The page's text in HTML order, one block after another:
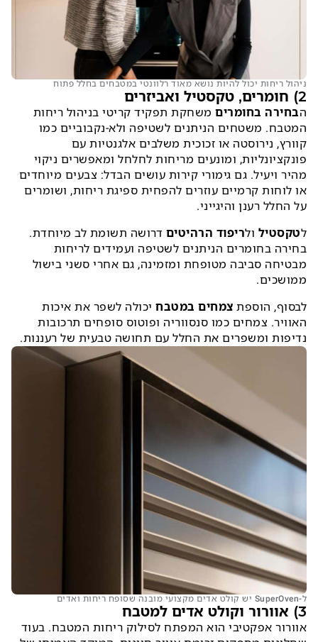
ניהול ריחות יכול להיות נושא מאוד רלוונטי במטבחים בחלל פתוח
2) חומרים, טקסטיל ואביזרים
הבחירה בחומרים משחקת תפקיד קריטי בניהול ריחות
המטבח. משטחים הניתנים לשטיפה ולא-נקבוביים כמו
קוורץ, נירוסטה או זכוכית משלבים אלגנטיות עם
פונקציונליות, ומונעים מריחות לחלחל ומאפשרים ניקוי
מהיר ויעיל. גם גימורי קירות עושים הבדל: צבעים מיוחדים
או לוחות קרמיים עוזרים להפחית ספיגת ריחות, ושומרים
על החלל רענן והיגייני.
לטקסטיל ולריפוד הרהיטים דרושה תשומת לב מיוחדת.
בחירה בחומרים הניתנים לשטיפה ועמידים לריחות
מבטיחה סביבה מטופחת ומזמינה, גם אחרי סשני בישול
ממושכים.
לבסוף, הוספת צמחים במטבח יכולה לשפר את איכות
האוויר. צמחים כמו סנסווריה ופוטוס סופחים תרכובות
נדיפות ומשפרים את החלל עם תחושה טבעית של רעננות.
ל-SuperOven יש קולט אדים מקצועי מובנה שסופח ריחות ואדים
3) אוורור וקולט אדים למטבח
אוורור אפקטיבי הוא המפתח לסילוק ריחות המטבח. בעוד